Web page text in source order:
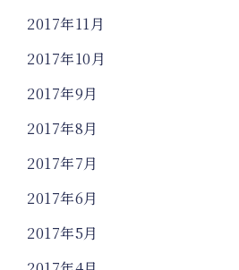
2017年11月
2017年10月
2017年9月
2017年8月
2017年7月
2017年6月
2017年5月